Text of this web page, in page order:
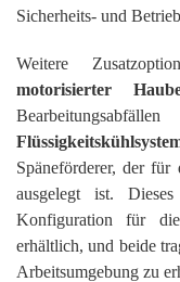
Sicherheits- und
Weitere
motorisierter
Späneförderer, der
ausgelegt ist.
Konfiguration für
erhältlich, und beide
Arbeitsumgebung zu